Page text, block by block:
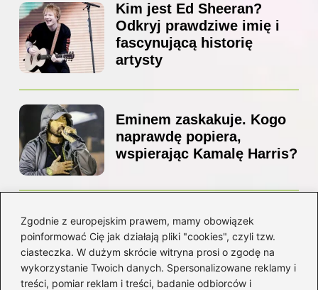
Zgodnie z europejskim prawem, mamy obowiązek
poinformować Cię jak działają pliki "cookies", czyli tzw.
ciasteczka. W dużym skrócie witryna prosi o zgodę na
wykorzystanie Twoich danych. Spersonalizowane reklamy i
treści, pomiar reklam i treści, badanie odbiorców i
Kim jest Ed Sheeran?
Odkryj prawdziwe imię i
fascynującą historię
artysty
Eminem zaskakuje. Kogo
naprawdę popiera,
wspierając Kamalę Harris?
Z jakiego kraju pochodzi
Ed Sheeran? Poznaj jego
niezwykłą historię i
korzenie